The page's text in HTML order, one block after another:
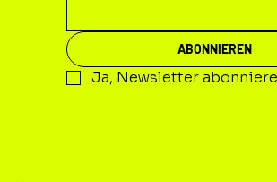
ABONNIEREN
Ja, Newsletter